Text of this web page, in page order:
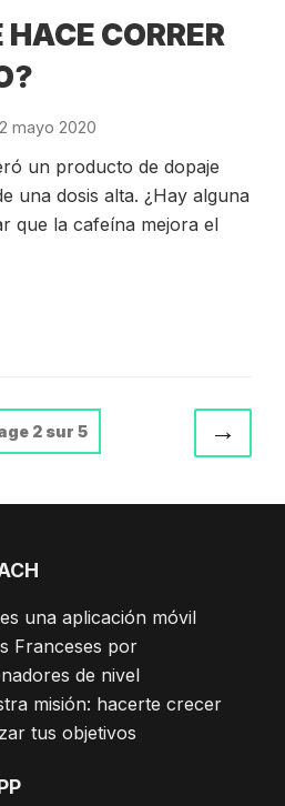
CORRER
Publicado
2 mayo 2020
un producto de dopaje
una dosis alta. ¿Hay alguna
que la cafeína mejora el
2 sur 5 →
una aplicación móvil
Franceses por
de nivel
misión: hacerte crecer
tus objetivos